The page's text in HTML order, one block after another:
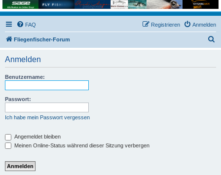
FAQ Anmelden
Registrieren
Fliegenfischer-Forum
Anmelden
Benutzername:
Passwort:
Ich habe mein Passwort vergessen
Angemeldet bleiben
Meinen Online-Status während dieser Sitzung verbergen